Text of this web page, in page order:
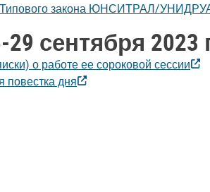
Типового закона ЮНСИТРАЛ/УНИДРУА
сентября 2023
о работе ее сороковой сессии
повестка дня